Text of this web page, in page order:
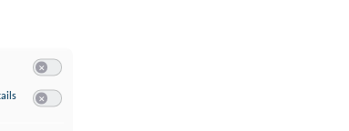
zu Speichern von oder Zugriff auf Informationen auf einem Endgerät